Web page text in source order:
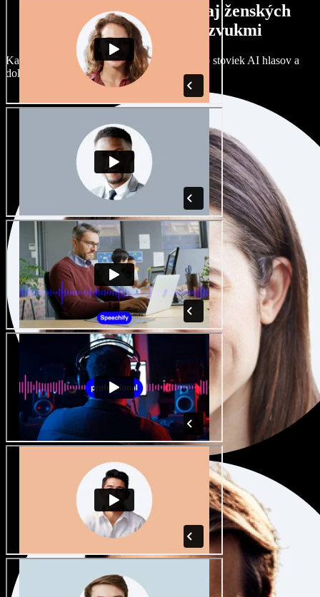
Široký výber mužských aj ženských
hlasov s rôznymi prízvukmi
Každý projekt môže znieť inak. Vyberte si zo stoviek AI hlasov a
dolaďte si ich podľa seba.